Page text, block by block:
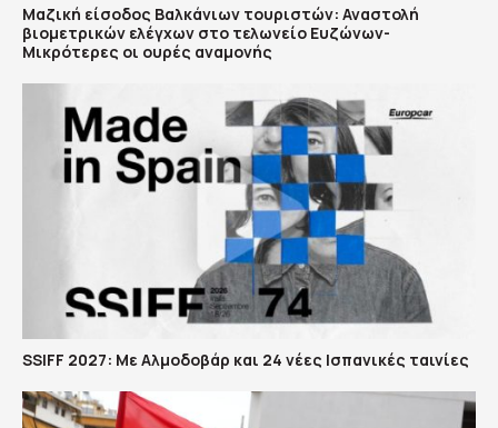
Μαζική είσοδος Βαλκάνιων τουριστών: Αναστολή
βιομετρικών ελέγχων στο τελωνείο Ευζώνων-
Μικρότερες οι ουρές αναμονής
SSIFF 2027: Με Αλμοδοβάρ και 24 νέες Ισπανικές ταινίες